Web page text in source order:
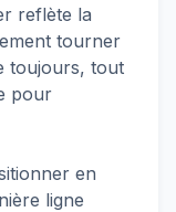
reflète la
tourner
toujours, tout
pour
en
ligne